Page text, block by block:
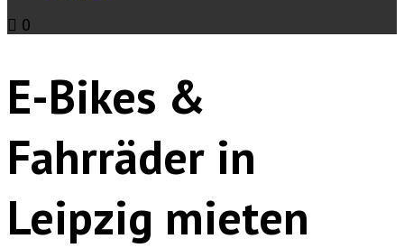
0
E-Bikes &
Fahrräder in
Leipzig mieten